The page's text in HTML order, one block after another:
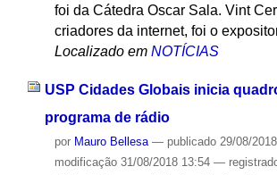
foi da Cátedra Oscar Sala. Vint
criadores da internet, foi o
Localizado em NOTÍCIAS
USP Cidades Globais inicia
programa de rádio
por Mauro Bellesa — publicado29/08/2018
modificação31/08/2018 13:54 —